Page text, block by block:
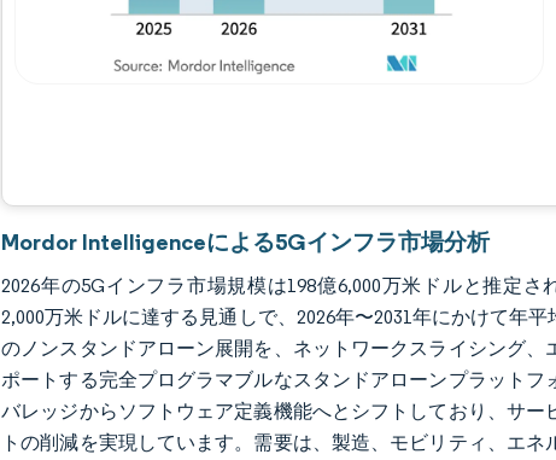
Mordor Intelligenceによる5Gインフラ市場分析
2026年の5Gインフラ市場規模は198億6,000万米ドルと推定
2,000万米ドルに達する見通しで、2026年〜2031年にかけて年
のノンスタンドアローン展開を、ネットワークスライシング
ポートする完全プログラマブルなスタンドアローンプラット
バレッジからソフトウェア定義機能へとシフトしており、サ
トの削減を実現しています。需要は、製造、モビリティ、エ